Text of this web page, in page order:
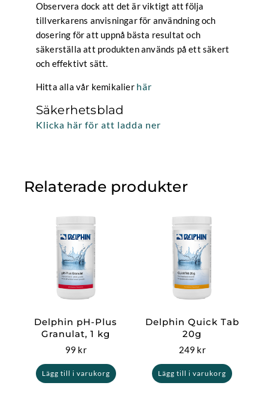
Observera dock att det är viktigt att följa
tillverkarens anvisningar för användning och
dosering för att uppnå bästa resultat och
säkerställa att produkten används på ett säkert
och effektivt sätt.
Hitta alla vår kemikalier här
Säkerhetsblad
Klicka här för att ladda ner
Relaterade produkter
Delphin pH-Plus
Granulat, 1 kg
99 kr
Lägg till i varukorg
Delphin Quick Tab
20g
249 kr
Lägg till i varukorg